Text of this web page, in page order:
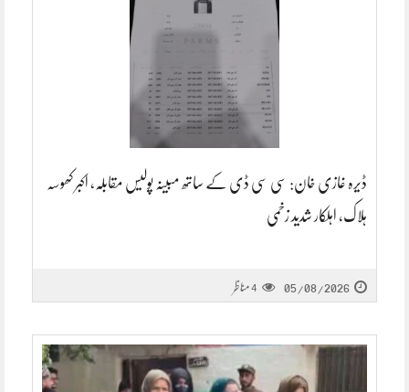
ڈیرہ غازی خان: سی سی ڈی کے ساتھ مبینہ پولیس مقابلہ، اکبر کھوسہ
ہلاک، اہلکار شدید زخمی
05/08/2026
4مناظر